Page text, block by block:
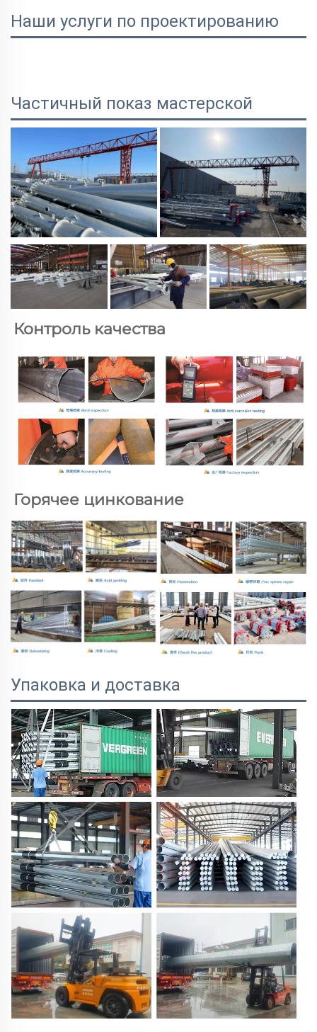
Наши услуги по проектированию
Частичный показ мастерской
Контроль качества
Горячее цинкование
Упаковка и доставка